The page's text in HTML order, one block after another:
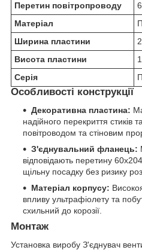
Перетин повітропроводу
Матеріал
Ширина пластини
Висота пластини
Серія
Особливості конструкції
Декоративна пластина:
надійного перекриття стиків
повітроводом та стіновим
З'єднувальний фланець:
відповідають перетину
щільну посадку без ризику
Матеріал корпусу:
впливу ультрафіолету та
схильний до корозії.
Монтаж
Установка виробу З'єднувач